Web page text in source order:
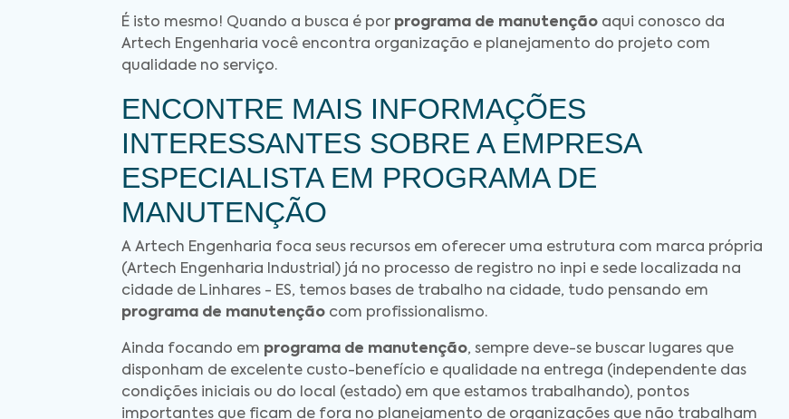
É isto mesmo! Quando a busca é por programa de manutenção aqui conosco da
Artech Engenharia você encontra organização e planejamento do projeto com
qualidade no serviço.
ENCONTRE MAIS INFORMAÇÕES
INTERESSANTES SOBRE A EMPRESA
ESPECIALISTA EM PROGRAMA DE
MANUTENÇÃO
A Artech Engenharia foca seus recursos em oferecer uma estrutura com marca própria
(Artech Engenharia Industrial) já no processo de registro no inpi e sede localizada na
cidade de Linhares - ES, temos bases de trabalho na cidade, tudo pensando em
programa de manutenção com profissionalismo.
Ainda focando em programa de manutenção, sempre deve-se buscar lugares que
disponham de excelente custo-benefício e qualidade na entrega (independente das
condições iniciais ou do local (estado) em que estamos trabalhando), pontos
importantes que ficam de fora no planejamento de organizações que não trabalham